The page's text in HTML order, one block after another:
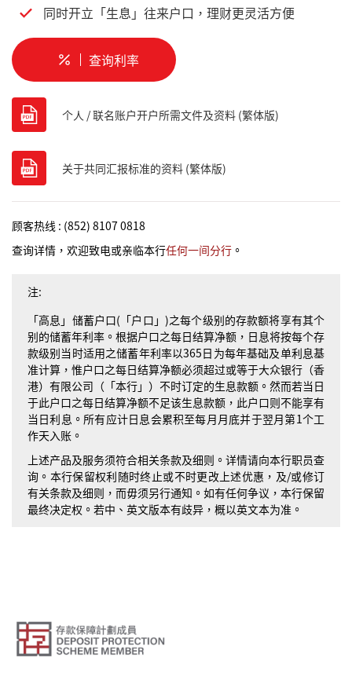
同时开立「生息」往来户口，理财更灵活方便
查询利率
个人 / 联名账户开户所需文件及资料 (繁体版)
关于共同汇报标准的资料 (繁体版)
顾客热线 : (852) 8107 0818
查询详情，欢迎致电或亲临本行任何一间分行 。
注:
「高息」储蓄户口(「户口」)之每个级别的存款额将享有其个
别的储蓄年利率。根据户口之每日结算净额，日息将按每个存
款级别当时适用之储蓄年利率以365日为每年基础及单利息基
准计算，惟户口之每日结算净额必须超过或等于大众银行（香
港）有限公司（「本行」）不时订定的生息款额。然而若当日
于此户口之每日结算净额不足该生息款额，此户口则不能享有
当日利息。所有应计日息会累积至每月月底并于翌月第1个工
作天入账。
上述产品及服务须符合相关条款及细则。详情请向本行职员查
询。本行保留权利随时终止或不时更改上述优惠，及/或修订
有关条款及细则，而毋须另行通知。如有任何争议，本行保留
最终决定权。若中、英文版本有歧异，概以英文本为准。